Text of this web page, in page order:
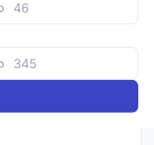
160
-